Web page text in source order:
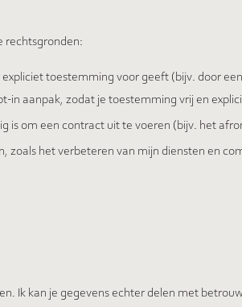
rechtsgronden:
expliciet toestemming voor geeft (bijv. door
in aanpak, zodat je toestemming vrij en
is om een contract uit te voeren (bijv. het
zoals het verbeteren van mijn diensten en
Ik kan je gegevens echter delen met